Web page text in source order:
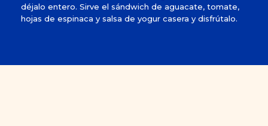
déjalo entero. Sirve el sándwich de aguacate, tomate,
hojas de espinaca y salsa de yogur casera y disfrútalo.